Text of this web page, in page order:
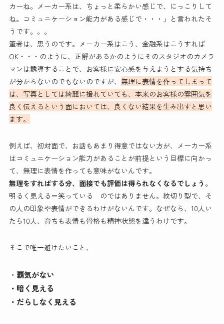
カーね。メーカー系は、ちょっと柔らかい感じで、にっこりして
ね。コミュニケーション能力がある感じで・・・」と言われたそ
うです。。。
筆者は、思うのです。メーカー系はこう、金融系はこうすれば
OK・・・のように、正解があるかのようにそのスタジオのカメラ
マンは誘導することで、お客様に安心感を与えようとする気持ち
が分からないのでもないのですが、 無理に表情を作ってしまって
は、写真としては綺麗に撮れていても、本来のお客様の雰囲気を
良く伝えるという面においては、良くない結果を生み出すと思い
ます。
例えば、初対面で、お話もあまり得意ではない方が、メーカー系
はコミュニケーション能力があることが前提という目標に向かっ
て、無理に表情を作っても意味がないんです。
無理をすればする分、面接でも評価は得られなくなるでしょう。
明るく見える＝笑っている のではありません。紋切り型で、そ
の人の印象や表情ができるわけがないんです。なぜなら、10人い
たら10人、育ちも表情も骨格も精神状態を違うわけです。
そこで唯一避けたいこと、
・ 覇気がない
・暗く見える
・だらしなく見える